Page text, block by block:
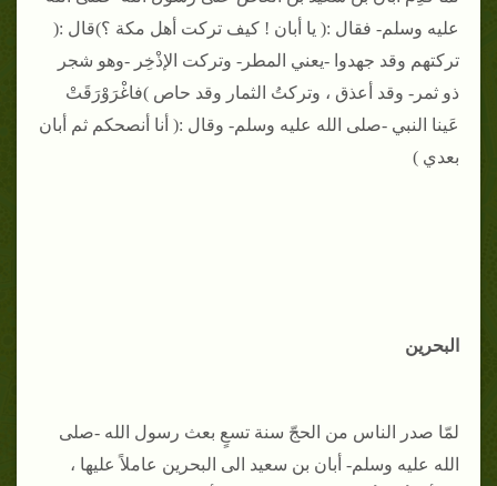
عليه وسلم- فقال :( يا أبان ! كيف تركت أهل مكة ؟)قال :(
تركتهم وقد جهدوا -يعني المطر- وتركت الإذْخِر -وهو شجر
ذو ثمر- وقد أعذق ، وتركتُ الثمار وقد حاص )فاغْرَوْرَقَتْ
عَينا النبي -صلى الله عليه وسلم- وقال :( أنا أنصحكم ثم أبان
بعدي )
البحرين
لمّا صدر الناس من الحجّ سنة تسعٍ بعث رسول الله -صلى
الله عليه وسلم- أبان بن سعيد الى البحرين عاملاً عليها ،